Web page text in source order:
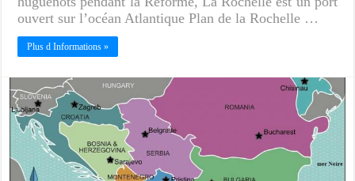
ouvert sur l’océan Atlantique Plan de la Rochelle …
Plus d Informations »